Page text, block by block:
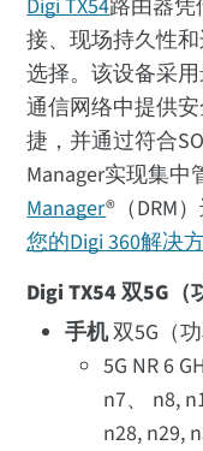
Digi TX54路由器
接、现场持久性
选择。该设备采
通信网络中提供
捷，并通过符合
Manager实现集
Manager®（DRM
您的Digi 360解决
Digi TX54 双5G
手机双5G（
5G NR 6
n7、 n8,
n28, n29,